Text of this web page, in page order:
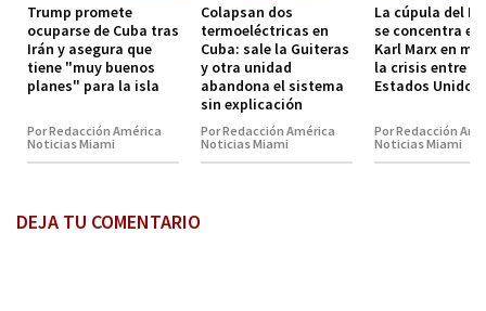
Trump promete
ocuparse de Cuba tras
Irán y asegura que
tiene "muy buenos
planes" para la isla
Por Redacción América
Noticias Miami
Colapsan dos
termoeléctricas en
Cuba: sale la Guiteras
y otra unidad
abandona el sistema
sin explicación
Por Redacción América
Noticias Miami
La cúpula del
se concentra en
Karl Marx en
la crisis entre
Estados Unidos
Por Redacción
Noticias Miami
DEJA TU COMENTARIO